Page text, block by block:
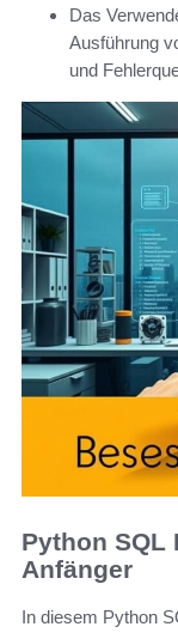
Das
Ausführung
und
Python SQL
Anfänger
In diesem Python